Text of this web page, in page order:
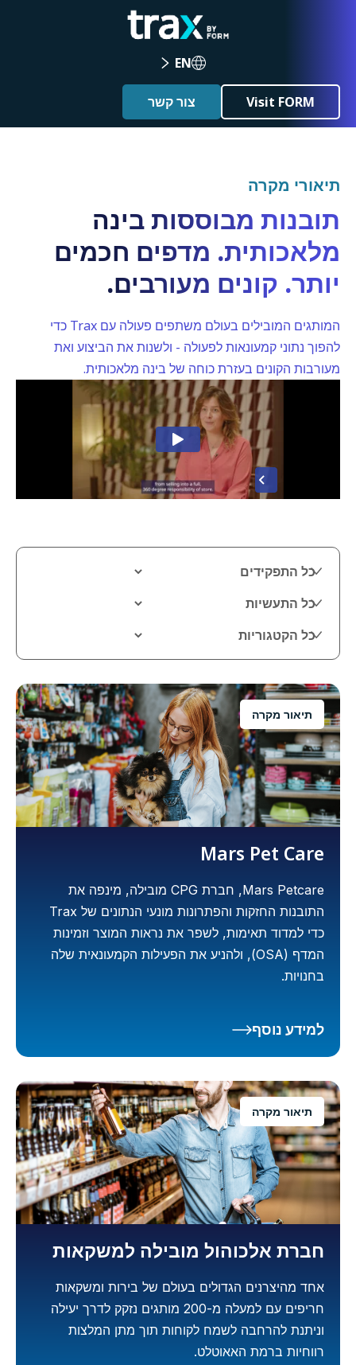
EN
Visit FORM צור קשר
תיאורי מקרה
תובנות מבוססות בינה
מלאכותית. מדפים חכמים
יותר. קונים מעורבים.
המותגים המובילים בעולם משתפים פעולה עם Trax כדי
להפוך נתוני קמעונאות לפעולה - ולשנות את הביצוע ואת
מעורבות הקונים בעזרת כוחה של בינה מלאכותית.
תיאור מקרה
Mars Pet Care
Mars Petcare, חברת CPG מובילה, מינפה את
התובנות החזקות והפתרונות מונעי הנתונים של Trax
כדי למדוד תאימות, לשפר את נראות המוצר וזמינות
המדף (OSA), ולהניע את הפעילות הקמעונאית שלה
בחנויות.
למידע נוסף
תיאור מקרה
חברת אלכוהול מובילה למשקאות
אחד מהיצרנים הגדולים בעולם של בירות ומשקאות
חריפים עם למעלה מ-200 מותגים נזקק לדרך יעילה
וניתנת להרחבה לשמח לקוחות תוך מתן המלצות
רווחיות ברמת האאוטלט.